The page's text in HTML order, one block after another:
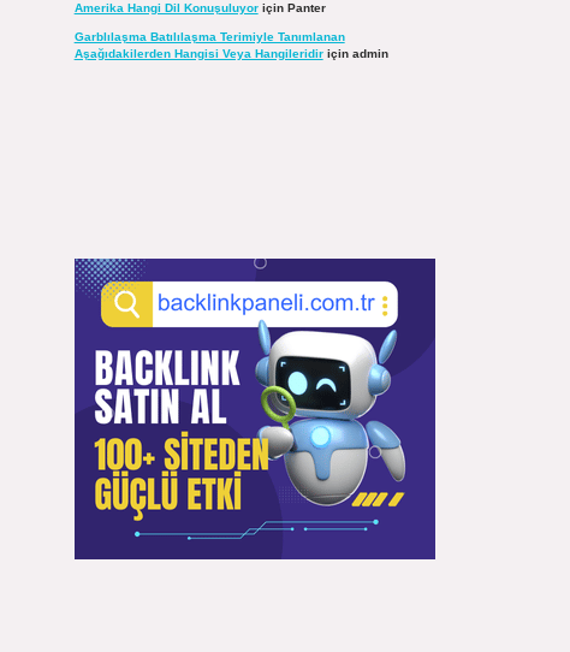
Amerika Hangi Dil Konuşuluyoriçin Panter
Garblılaşma Batılılaşma Terimiyle Tanımlanan
Aşağıdakilerden Hangisi Veya Hangileridiriçin admin